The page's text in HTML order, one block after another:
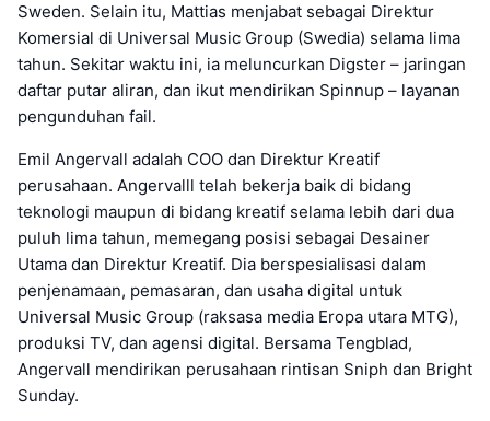
Sweden. Selain itu, Mattias menjabat sebagai Direktur
Komersial di Universal Music Group (Swedia) selama lima
tahun. Sekitar waktu ini, ia meluncurkan Digster – jaringan
daftar putar aliran, dan ikut mendirikan Spinnup – layanan
pengunduhan fail.
Emil Angervall adalah COO dan Direktur Kreatif
perusahaan. Angervalll telah bekerja baik di bidang
teknologi maupun di bidang kreatif selama lebih dari dua
puluh lima tahun, memegang posisi sebagai Desainer
Utama dan Direktur Kreatif. Dia berspesialisasi dalam
penjenamaan, pemasaran, dan usaha digital untuk
Universal Music Group (raksasa media Eropa utara MTG),
produksi TV, dan agensi digital. Bersama Tengblad,
Angervall mendirikan perusahaan rintisan Sniph dan Bright
Sunday.